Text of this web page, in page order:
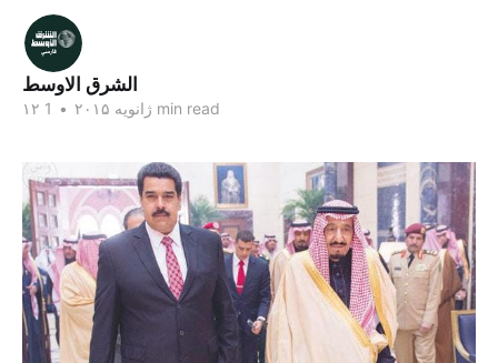
الشرق الاوسط
۱۲ ژانویه ۲۰۱۵ • 1 min read